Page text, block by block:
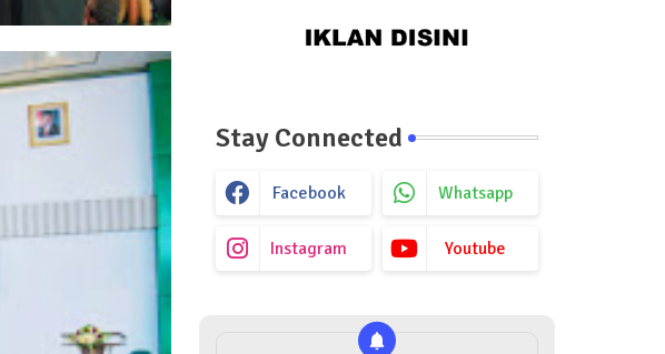
Stay Connected
Facebook Whatsapp
Instagram Youtube